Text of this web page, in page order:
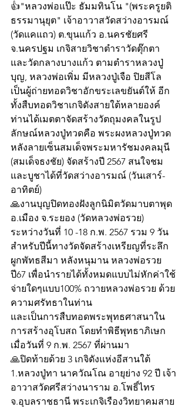
👍"หลวงพ่อแป๊ะ ธัมมทินโน "(พระครูยติ
ธรรมานุยุต" เจ้าอาวาสวัดสว่างอารมณ์
(วัดแคแถว) ต.ขุนแก้ว อ.นครชัยศรี
จ.นครปฐม เกจิสายวิชาตำราวัดตุ๊กตา
และวัดกลางบางแก้ว ตามตำราหลวงปู่
บุญ, หลวงพ่อเพิ่ม มีหลวงปู่เจือ ปิยสีโล
เป็นผู้ถ่ายทอดวิชาอักขระเลขยันต์ให้ อีก
ทั้งสืบทอดวิชาเกจิดังสายใต้หลายองค์
ท่านได้เมตตาจัดสร้างวัตถุมงคลในรูป
ลักษณ์หลวงปู่ทวดคือ พระผงหลวงปู่ทวด
หลังลายเซ็นสมเด็จพระมหารัชมงคลมุนี
(สมเด็จธงชัย) จัดสร้างปี 2567 สนใจชม
และบูชาได้ที่วัดสว่างอารมณ์ (วันเสาร์-
อาทิตย์)
🙏งานบุญปิดทองฝังลูกนิมิตวัดมาบตาพุด
อ.เมือง จ.ระยอง (วัดหลวงพ่อรวย)
ระหว่างวันที่ 10 -18 ก.พ. 2567 รวม 9 วัน
สำหรับปีนี้ทางวัดจัดสร้างเหรียญที่ระลึก
ผูกพัทธสีมา หลังหนุมาน หลวงพ่อรวย
ปี67 เพื่อนำรายได้ทั้งหมดแบบไม่หักค่าใช้
จ่ายใดๆแบบ100% ถวายหลวงพ่อรวย ด้วย
ความศรัทธาในท่าน
และเป็นการสืบทอดพระพุทธศาสนาใน
การสร้างอุโบสถ โดยทำพิธีพุทธาภิเษก
เมื่อวันที่ 9 ก.พ. 2567 ที่ผ่านมา
🙏ปิดท้ายด้วย 3 เกจิดังแห่งอีสานใต้
1.หลวงปู่ทา นาควัณโณ อายุย่าง 92 ปี เจ้า
อาวาสวัดศรีสว่างนาราม อ.โพธิ์ไทร
จ.อุบลราชธานี พระเกจิเรืองวิทยาคมสาย